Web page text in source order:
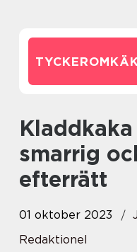
Kladdkaka i kastrull – en
smarrig
efterrätt
01 oktober 2023
Redaktionel